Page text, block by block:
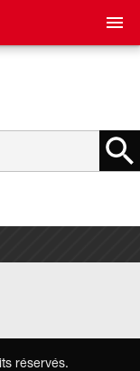
réservés.